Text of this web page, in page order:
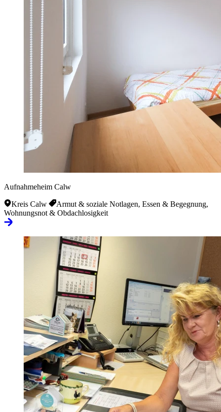
Aufnahmeheim Calw
Kreis Calw
Armut & soziale Notlagen, Essen & Begegnung,
Wohnungsnot & Obdachlosigkeit